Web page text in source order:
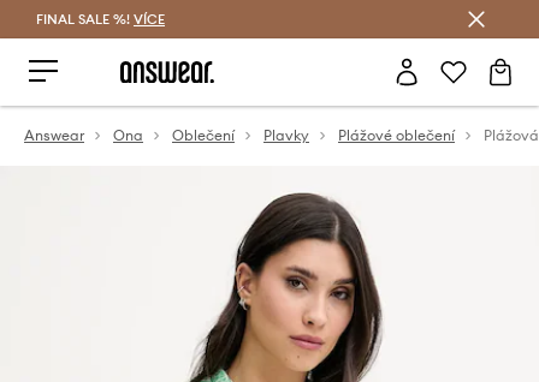
FINAL SALE %! VÍCE
Answear Ona Oblečení Plavky Plážové oblečení